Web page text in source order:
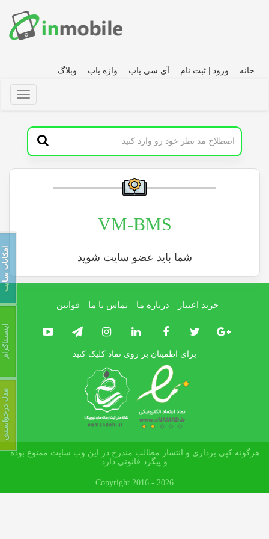
خانه ورود | ثبت نام آی سی یاب واژه یاب وبلاگ
VM-BMS
شما باید عضو سایت شوید
خرید اعتبار درباره ما تماس با ما قوانین
برای اطمینان بر روی نماد کلیک کنید
هرگونه کپی برداری و انتشار مطالب مندرج در این وب سایت ممنوع بوده
و پیگرد قانونی دارد
Copyright 2016 - 2026